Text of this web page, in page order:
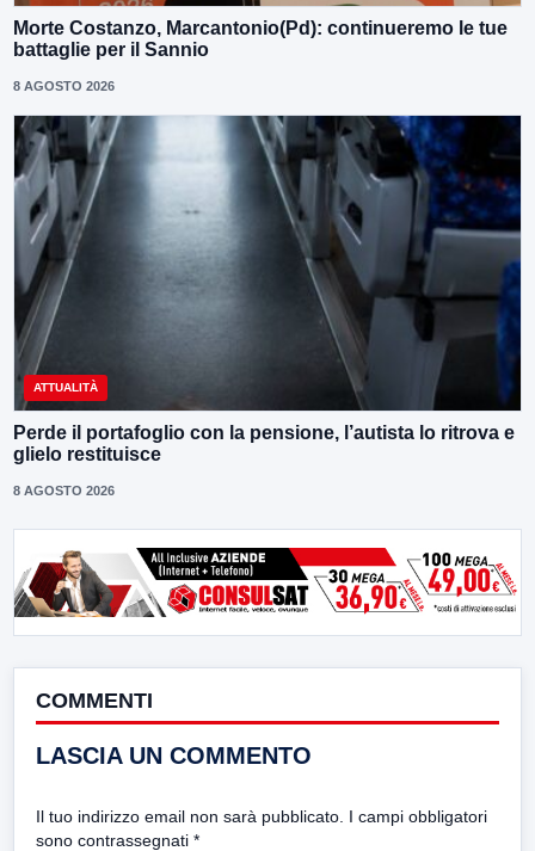
Morte Costanzo, Marcantonio(Pd): continueremo le tue
battaglie per il Sannio
8 AGOSTO 2026
ATTUALITÀ
Perde il portafoglio con la pensione, l’autista lo ritrova e
glielo restituisce
8 AGOSTO 2026
COMMENTI
LASCIA UN COMMENTO
Il tuo indirizzo email non sarà pubblicato. I campi obbligatori
sono contrassegnati *